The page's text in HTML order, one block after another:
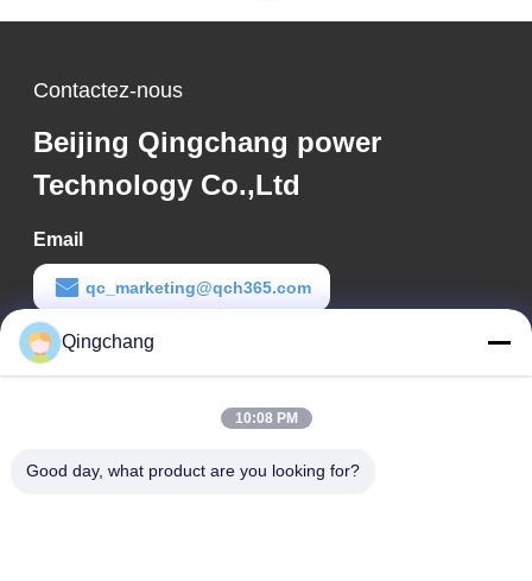
Contactez-nous
Beijing Qingchang power
Technology Co.,Ltd
Email
qc_marketing@qch365.com
Temps de travail
00:00-23:59
Adresse de l'entreprise
Qingchang
10:08 PM
Good day, what product are you looking for?